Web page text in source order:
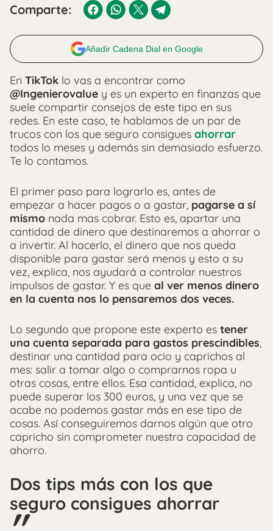
Comparte:
Añadir Cadena Dial en Google
En TikTok lo vas a encontrar como
@Ingenierovalue y es un experto en finanzas que
suele compartir consejos de este tipo en sus
redes. En este caso, te hablamos de un par de
trucos con los que seguro consigues ahorrar
todos lo meses y además sin demasiado esfuerzo.
Te lo contamos.
El primer paso para lograrlo es, antes de
empezar a hacer pagos o a gastar, pagarse a sí
mismo nada mas cobrar. Esto es, apartar una
cantidad de dinero que destinaremos a ahorrar o
a invertir. Al hacerlo, el dinero que nos queda
disponible para gastar será menos y esto a su
vez, explica, nos ayudará a controlar nuestros
impulsos de gastar. Y es que al ver menos dinero
en la cuenta nos lo pensaremos dos veces.
Lo segundo que propone este experto es tener
una cuenta separada para gastos prescindibles,
destinar una cantidad para ocio y caprichos al
mes: salir a tomar algo o comprarnos ropa u
otras cosas, entre ellos. Esa cantidad, explica, no
puede superar los 300 euros, y una vez que se
acabe no podemos gastar más en ese tipo de
cosas. Así conseguiremos darnos algún que otro
capricho sin comprometer nuestra capacidad de
ahorro.
Dos tips más con los que
seguro consigues ahorrar